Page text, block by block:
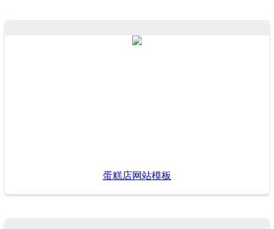
蛋糕店网站模板